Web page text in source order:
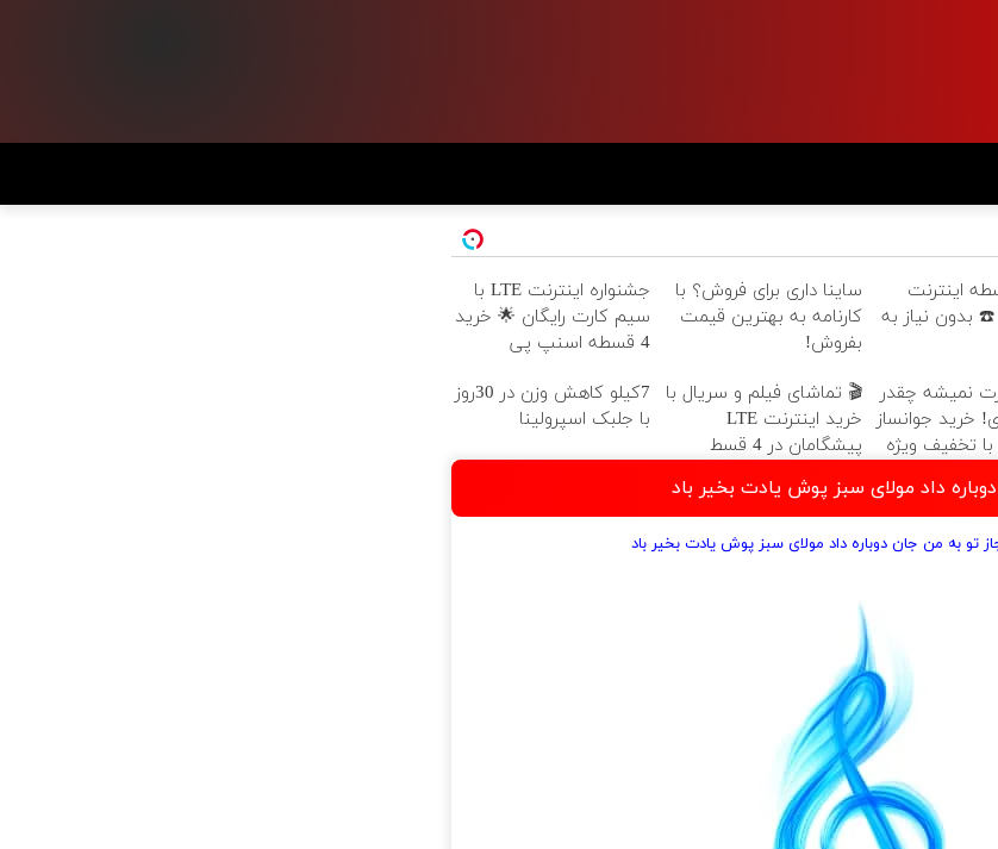
4 قسطه اینترنت
بدون نیاز به
ساینا داری برای فروش؟ با
کارنامه به بهترین قیمت
بفروش!
جشنواره اینترنت LTE با
سیم کارت رایگان 🌟 خرید
4 قسطه اسنپ پی
نمیشه چقدر
خرید جوانساز
با تخفیف ویژه
🎬 تماشای فیلم و سریال با
خرید اینترنت LTE
پیشگامان در 4 قسط
7کیلو کاهش وزن در 30روز
با جلبک اسپرولینا
داد مولای سبز پوش یادت بخیر باد
تو به من جان دوباره داد مولای سبز پوش یادت بخیر باد